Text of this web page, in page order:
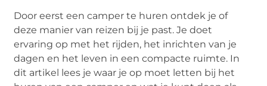
Door eerst een camper te huren ontdek je of
deze manier van reizen bij je past. Je doet
ervaring op met het rijden, het inrichten van je
dagen en het leven in een compacte ruimte. In
dit artikel lees je waar je op moet letten bij het